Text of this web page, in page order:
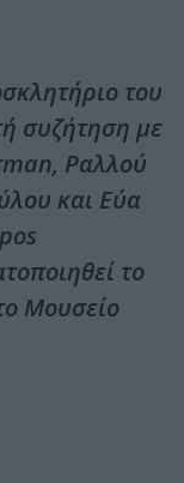
του
συζήτηση με
Ραλλού
και Εύα
το
Μουσείο